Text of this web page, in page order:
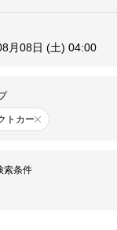
月08日 (土) 04:00
トカー
索条件